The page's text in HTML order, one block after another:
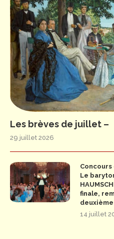
Les brèves de juillet –
29 juillet 2026
Concours
Le
finale,
14 juillet